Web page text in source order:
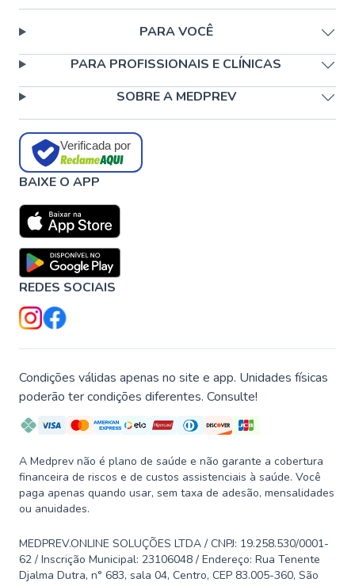
PARA VOCÊ
PARA PROFISSIONAIS E CLÍNICAS
SOBRE A MEDPREV
Verificada por
BAIXE O APP
REDES SOCIAIS
Condições válidas apenas no site e app. Unidades físicas
poderão ter condições diferentes. Consulte!
A Medprev não é plano de saúde e não garante a cobertura
financeira de riscos e de custos assistenciais à saúde. Você
paga apenas quando usar, sem taxa de adesão, mensalidades
ou anuidades.
MEDPREV.ONLINE SOLUÇÕES LTDA / CNPJ: 19.258.530/0001-
62 / Inscrição Municipal: 23106048 / Endereço: Rua Tenente
Djalma Dutra, n° 683, sala 04, Centro, CEP 83.005-360, São